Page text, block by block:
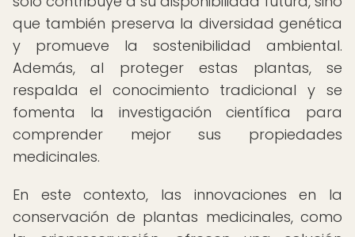
que también preserva la diversidad genética
y promueve la sostenibilidad ambiental.
Además, al proteger estas plantas, se
respalda el conocimiento tradicional y se
fomenta la investigación científica para
comprender mejor sus propiedades
medicinales.
En este contexto, las innovaciones en la
conservación de plantas medicinales, como